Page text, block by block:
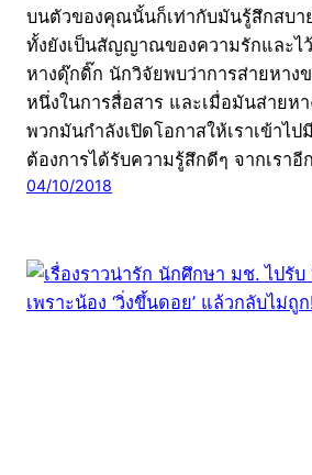
บนตัวของคุณนั้นก็เท่ากับมันรู้สึกสบา
ทั้งยังเป็นสัญญาณของความรักและ
หางดุ๊กดิ๊ก นักวิจัยพบว่าการส่ายหาง
หนึ่งในการสื่อสาร และเมื่อมันส่ายหา
พวกมันกำลังเปิดโอกาสให้เราเข้าไ
ต้องการได้รับความรู้สึกดีๆ จากเรา
04/10/2018